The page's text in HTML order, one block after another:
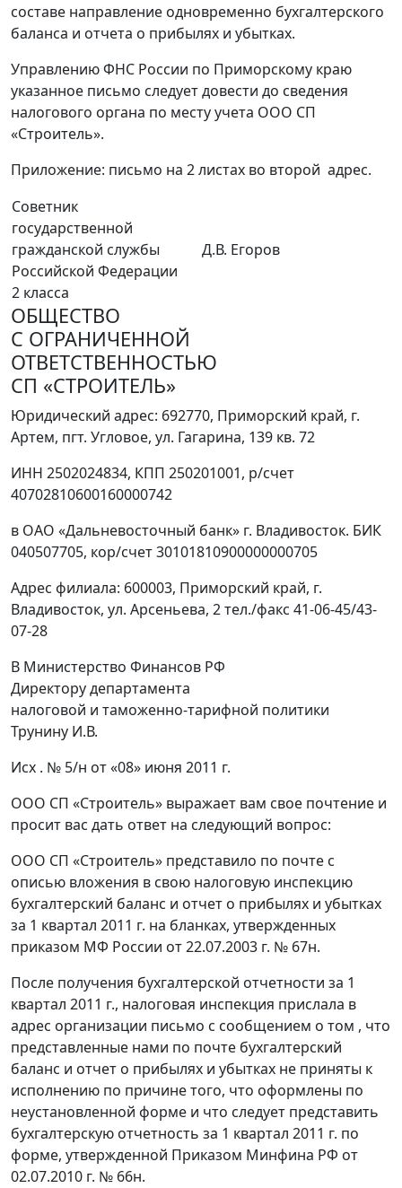
составе направление одновременно бухгалтерского
баланса и отчета о прибылях и убытках.
Управлению ФНС России по Приморскому краю
указанное письмо следует довести до сведения
налогового органа по месту учета ООО СП
«Строитель».
Приложение: письмо на 2 листах во второй адрес.
Советник
государственной
гражданской службы
Российской Федерации
2 класса
Д.В. Егоров
ОБЩЕСТВО
С ОГРАНИЧЕННОЙ
ОТВЕТСТВЕННОСТЬЮ
СП «СТРОИТЕЛЬ»
Юридический адрес: 692770, Приморский край, г.
Артем, пгт. Угловое, ул. Гагарина, 139 кв. 72
ИНН 2502024834, КПП 250201001, р/счет
40702810600160000742
в ОАО «Дальневосточный банк» г. Владивосток. БИК
040507705, кор/счет 30101810900000000705
Адрес филиала: 600003, Приморский край, г.
Владивосток, ул. Арсеньева, 2 тел./факс 41-06-45/43-
07-28
В Министерство Финансов РФ
Директору департамента
налоговой и таможенно-тарифной политики
Трунину И.В.
Исх . № 5/н от «08» июня 2011 г.
ООО СП «Строитель» выражает вам свое почтение и
просит вас дать ответ на следующий вопрос:
ООО СП «Строитель» представило по почте с
описью вложения в свою налоговую инспекцию
бухгалтерский баланс и отчет о прибылях и убытках
за 1 квартал 2011 г. на бланках, утвержденных
приказом МФ России от 22.07.2003 г. № 67н.
После получения бухгалтерской отчетности за 1
квартал 2011 г., налоговая инспекция прислала в
адрес организации письмо с сообщением о том , что
представленные нами по почте бухгалтерский
баланс и отчет о прибылях и убытках не приняты к
исполнению по причине того, что оформлены по
неустановленной форме и что следует представить
бухгалтерскую отчетность за 1 квартал 2011 г. по
форме, утвержденной Приказом Минфина РФ от
02.07.2010 г. № 66н.